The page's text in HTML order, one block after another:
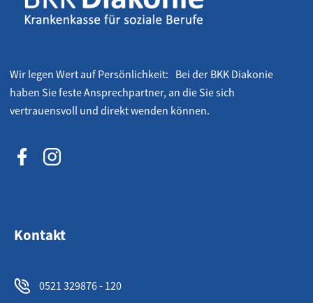
Wir legen Wert auf Persönlichkeit: Bei der BKK Diakonie
haben Sie feste Ansprechpartner, an die Sie sich
vertrauensvoll und direkt wenden können.
Kontakt
0521 329876 - 120